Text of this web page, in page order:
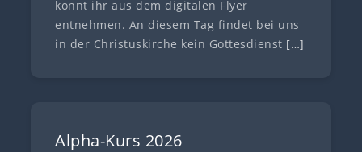
könnt ihr aus dem digitalen Flyer
entnehmen. An diesem Tag findet bei uns
in der Christuskirche kein Gottesdienst […]
Alpha-Kurs 2026